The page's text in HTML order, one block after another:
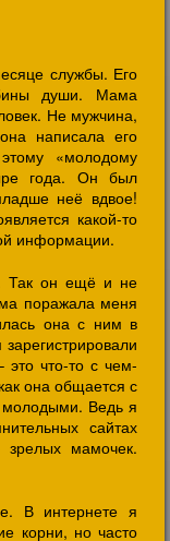
службы. Его
души. Мама
Не мужчина,
написала его
«молодому
года. Он был
неё вдвое!
какой-то
информации.
Так он ещё и не
поражала меня
она с ним в
это что-то с чем-
она общается с
молодыми. Ведь я
сайтах
зрелых мамочек.
В интернете я
корни, но часто